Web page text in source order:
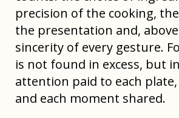
precision of the cooking,
the presentation and,
sincerity of every gesture.
is not found in excess, but
attention paid to each
and each moment shared.